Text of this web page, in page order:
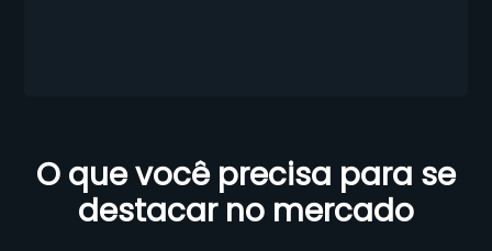
O que você precisa para se
destacar no mercado